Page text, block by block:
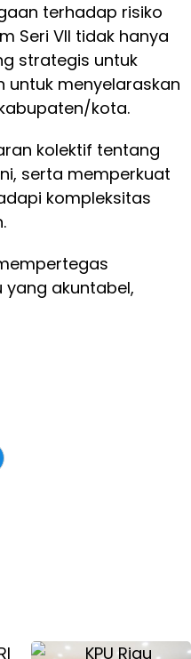
terhadap risiko
Seri VII tidak hanya
strategis untuk
menyelaraskan
kota.
kolektif tentang
serta memperkuat
kompleksitas
yang akuntabel,